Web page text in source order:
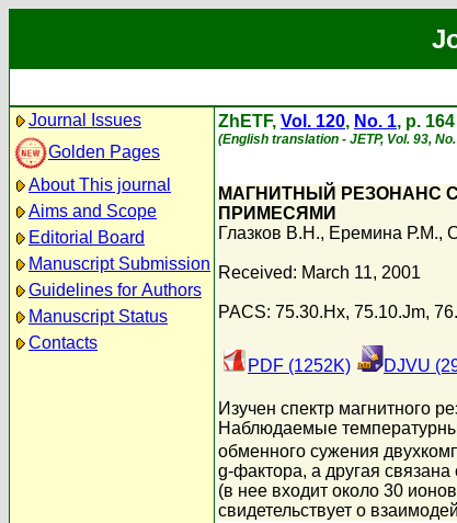
Journal Issues
Golden Pages
About This journal
Aims and Scope
Editorial Board
Manuscript Submission
Guidelines for Authors
Manuscript Status
Contacts
ZhETF, Vol. 120, No. 1, p.
(English translation - JETP, Vol. 93,
МАГНИТНЫЙ РЕЗОНАНС
ПРИМЕСЯМИ
Глазков В.Н., Еремина Р.М.,
Received: March 11, 2001
PACS: 75.30.Hx, 75.10.Jm,
PDF (1252K) DJVU
Изучен спектр магнитного
Наблюдаемые
обменного сужения
g-фактора, а другая
(в нее входит около 30
свидетельствует о